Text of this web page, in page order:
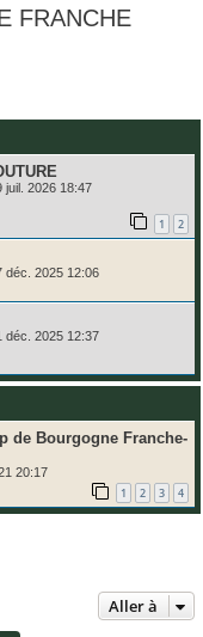
FRANCHE
juil. 2026 18:47
1 2
déc. 2025 12:06
déc. 2025 12:37
de Bourgogne Franche-
20:17
1 2 3 4
Aller à